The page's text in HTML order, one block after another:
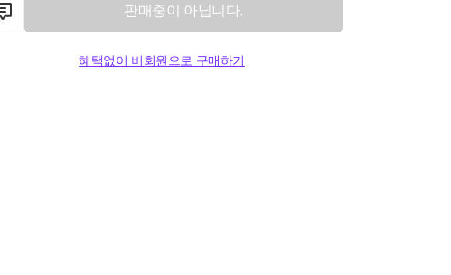
판매중이 아닙니다.
혜택없이 비회원으로 구매하기